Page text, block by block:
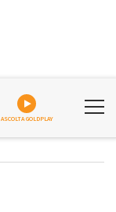
ASCOLTA GOLDPLAY